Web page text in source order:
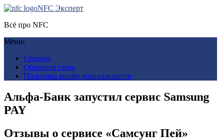
NFC Эксперт
Всё про NFC
Меню
Главная
Обратная связь
Политика конфиденциальности
Альфа-Банк запустил сервис Samsung
PAY
Отзывы о сервисе «Самсунг Пей»